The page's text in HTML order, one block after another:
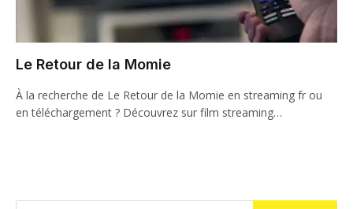
Le Retour de la Momie
À la recherche de Le Retour de la Momie en streaming fr ou
en téléchargement ? Découvrez sur film streaming…